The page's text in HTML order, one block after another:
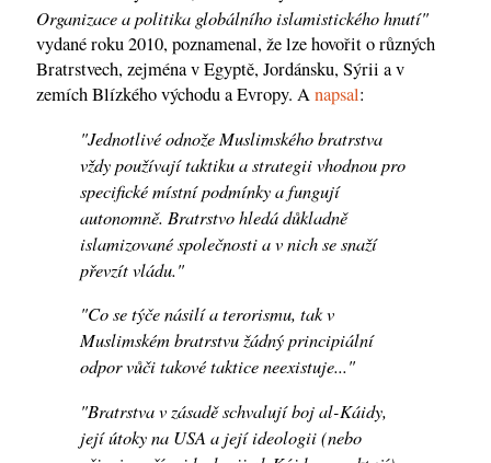
Organizace a politika globálního islamistického hnutí"
vydané roku 2010, poznamenal, že lze hovořit o různých
Bratrstvech, zejména v Egyptě, Jordánsku, Sýrii a v
zemích Blízkého východu a Evropy. Anapsal:
"Jednotlivé odnože Muslimského bratrstva
vždy používají taktiku a strategii vhodnou pro
specifické místní podmínky a fungují
autonomně. Bratrstvo hledá důkladně
islamizované společnosti a v nich se snaží
převzít vládu."
"Co se týče násilí a terorismu, tak v
Muslimském bratrstvu žádný principiální
odpor vůči takové taktice neexistuje..."
"Bratrstva v zásadě schvalují boj al-Káidy,
její útoky na USA a její ideologii (nebo